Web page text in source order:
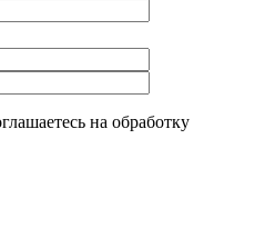
на обработку